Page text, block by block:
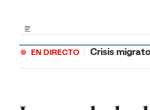
EN DIRECTO Crisis